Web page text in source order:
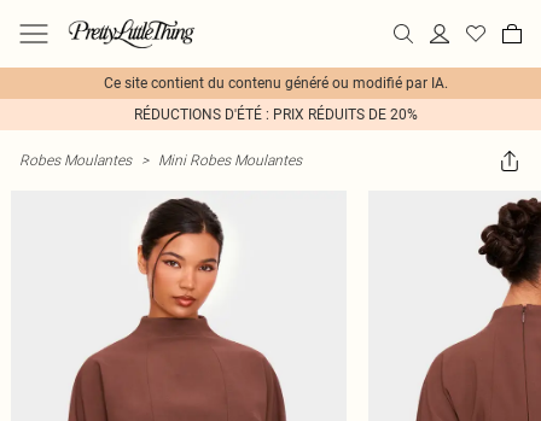
Ce site contient du contenu généré ou modifié par IA.
RÉDUCTIONS D'ÉTÉ : PRIX RÉDUITS DE 20%
Robes Moulantes > Mini Robes Moulantes